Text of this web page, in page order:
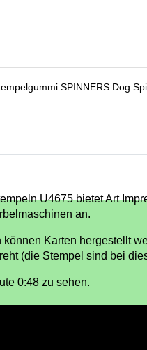
SPINNERS Dog
U4675bietet Art
an.
können Karten hergestellt
(die Stempel sind bei
0:48 zu sehen.